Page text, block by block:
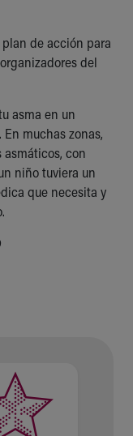
de acción para
del
asma en un
muchas zonas,
con
niño tuviera un
que necesita y